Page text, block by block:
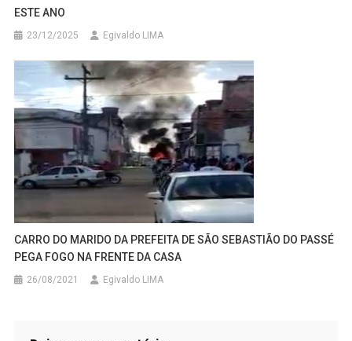
ESTE ANO
23/12/2025 Egivaldo LIMA
CARRO DO MARIDO DA PREFEITA DE SÃO SEBASTIÃO DO PASSÉ
PEGA FOGO NA FRENTE DA CASA
26/08/2021 Egivaldo LIMA